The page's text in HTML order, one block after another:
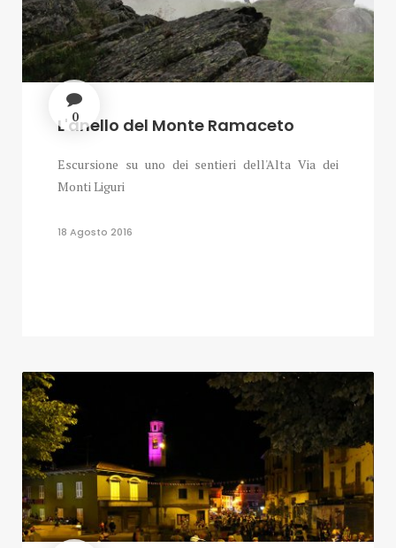
0
L'anello del Monte Ramaceto
Escursione su uno dei sentieri dell'Alta Via dei
Monti Liguri
18 Agosto 2016